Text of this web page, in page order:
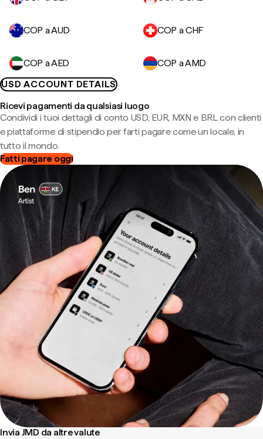
COP a AUD COP a CHF
COP a AED
COP a AMD
USD ACCOUNT DETAILS
Ricevi pagamenti da qualsiasi luogo
Condividi i tuoi dettagli di conto USD, EUR, MXN e BRL con clienti
e piattaforme di stipendio per farti pagare come un locale, in
tutto il mondo.
Fatti pagare oggi
Invia JMD da altre valute